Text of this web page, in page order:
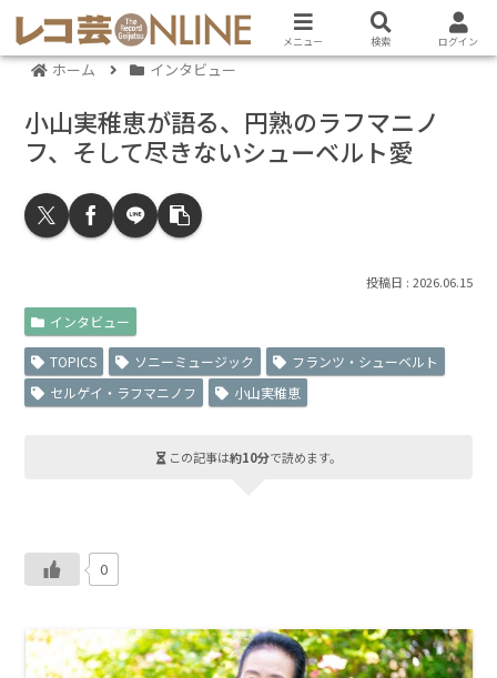
ホーム インタビュー
小山実稚恵が語る、円熟のラフマニノ
フ、そして尽きないシューベルト愛
2026.06.15
インタビュー
TOPICS ソニーミュージック
フランツ・シューベルト
セルゲイ・ラフマニノフ
小山実稚恵
この記事は約10分で読めます。
0
メニュー 検索 ログイン